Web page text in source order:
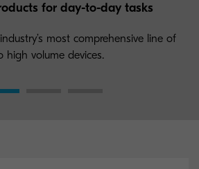
for day-to-day tasks
most comprehensive line of
volume devices.